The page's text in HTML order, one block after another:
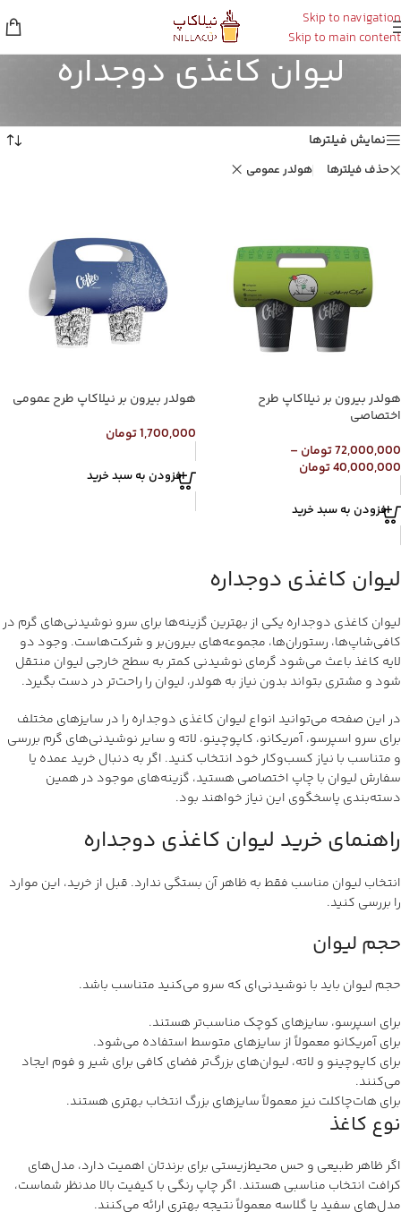
Skip to navigation
Skip to main content
لیوان کاغذی دوجداره
نمایش فیلترها
حذف فیلترها هولدر عمومی
هولدر بیرون بر نیلاکاپ طرح
اختصاصی
72,000,000تومان –
40,000,000تومان
افزودن به سبد خرید
هولدر بیرون بر نیلاکاپ طرح عمومی
1,700,000تومان
افزودن به سبد خرید
لیوان کاغذی دوجداره
لیوان کاغذی دوجداره یکی از بهترین گزینه‌ها برای سرو نوشیدنی‌های گرم در
کافی‌شاپ‌ها، رستوران‌ها، مجموعه‌های بیرون‌بر و شرکت‌هاست. وجود دو
لایه کاغذ باعث می‌شود گرمای نوشیدنی کمتر به سطح خارجی لیوان منتقل
شود و مشتری بتواند بدون نیاز به هولدر، لیوان را راحت‌تر در دست بگیرد.
در این صفحه می‌توانید انواع لیوان کاغذی دوجداره را در سایزهای مختلف
برای سرو اسپرسو، آمریکانو، کاپوچینو، لاته و سایر نوشیدنی‌های گرم بررسی
و متناسب با نیاز کسب‌وکار خود انتخاب کنید. اگر به دنبال خرید عمده یا
سفارش لیوان با چاپ اختصاصی هستید، گزینه‌های موجود در همین
دسته‌بندی پاسخگوی این نیاز خواهند بود.
راهنمای خرید لیوان کاغذی دوجداره
انتخاب لیوان مناسب فقط به ظاهر آن بستگی ندارد. قبل از خرید، این موارد
را بررسی کنید.
حجم لیوان
حجم لیوان باید با نوشیدنی‌ای که سرو می‌کنید متناسب باشد.
برای اسپرسو، سایزهای کوچک مناسب‌تر هستند.
برای آمریکانو معمولاً از سایزهای متوسط استفاده می‌شود.
برای کاپوچینو و لاته، لیوان‌های بزرگ‌تر فضای کافی برای شیر و فوم ایجاد
می‌کنند.
برای هات‌چاکلت نیز معمولاً سایزهای بزرگ انتخاب بهتری هستند.
نوع کاغذ
اگر ظاهر طبیعی و حس محیط‌زیستی برای برندتان اهمیت دارد، مدل‌های
کرافت انتخاب مناسبی هستند. اگر چاپ رنگی با کیفیت بالا مدنظر شماست،
مدل‌های سفید یا گلاسه معمولاً نتیجه بهتری ارائه می‌کنند.